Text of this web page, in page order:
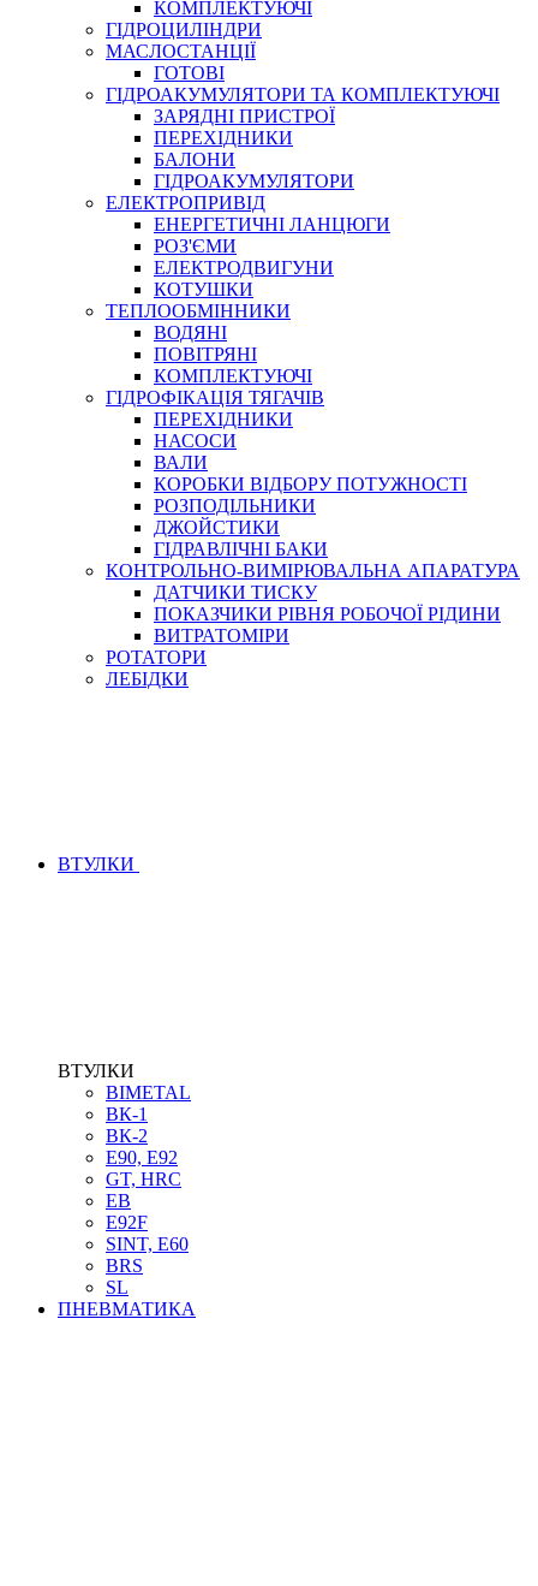
СПЕЦІАЛЬНІ
ГЕРМЕТИКИ
КЛЕЇ, ЦЕМЕНТИ, ЕПОКСИДКИ
РЕМОНТ ГІДРОЦИЛІНДРІВ
БОРЕКС, ЕО
КОМПЛЕКТУЮЧІ
ГІДРОЦИЛІНДРИ
МАСЛОСТАНЦІЇ
ГОТОВІ
ГІДРОАКУМУЛЯТОРИ ТА КОМПЛЕКТУЮЧІ
ЗАРЯДНІ ПРИСТРОЇ
ПЕРЕХІДНИКИ
БАЛОНИ
ГІДРОАКУМУЛЯТОРИ
ЕЛЕКТРОПРИВІД
ЕНЕРГЕТИЧНІ ЛАНЦЮГИ
РОЗ'ЄМИ
ЕЛЕКТРОДВИГУНИ
КОТУШКИ
ТЕПЛООБМІННИКИ
ВОДЯНІ
ПОВІТРЯНІ
КОМПЛЕКТУЮЧІ
ГІДРОФІКАЦІЯ ТЯГАЧІВ
ПЕРЕХІДНИКИ
НАСОСИ
ВАЛИ
КОРОБКИ ВІДБОРУ ПОТУЖНОСТІ
РОЗПОДІЛЬНИКИ
ДЖОЙСТИКИ
ГІДРАВЛІЧНІ БАКИ
КОНТРОЛЬНО-ВИМІРЮВАЛЬНА АПАРАТУРА
ДАТЧИКИ ТИСКУ
ПОКАЗЧИКИ РІВНЯ РОБОЧОЇ РІДИНИ
ВИТРАТОМІРИ
РОТАТОРИ
ЛЕБІДКИ
ВТУЛКИ
ВТУЛКИ
BIMETAL
ВК-1
ВК-2
Е90, E92
GT, HRC
EB
Е92F
SINT, E60
BRS
SL
ПНЕВМАТИКА